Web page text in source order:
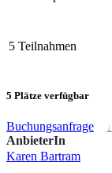
5 Teilnahmen
5 Plätze verfügbar
Buchungsanfrage
AnbieterIn
Karen Bartram